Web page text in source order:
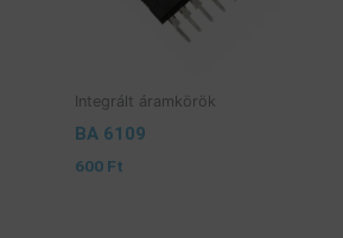
Integrált áramkörök
BA 6109
600 Ft